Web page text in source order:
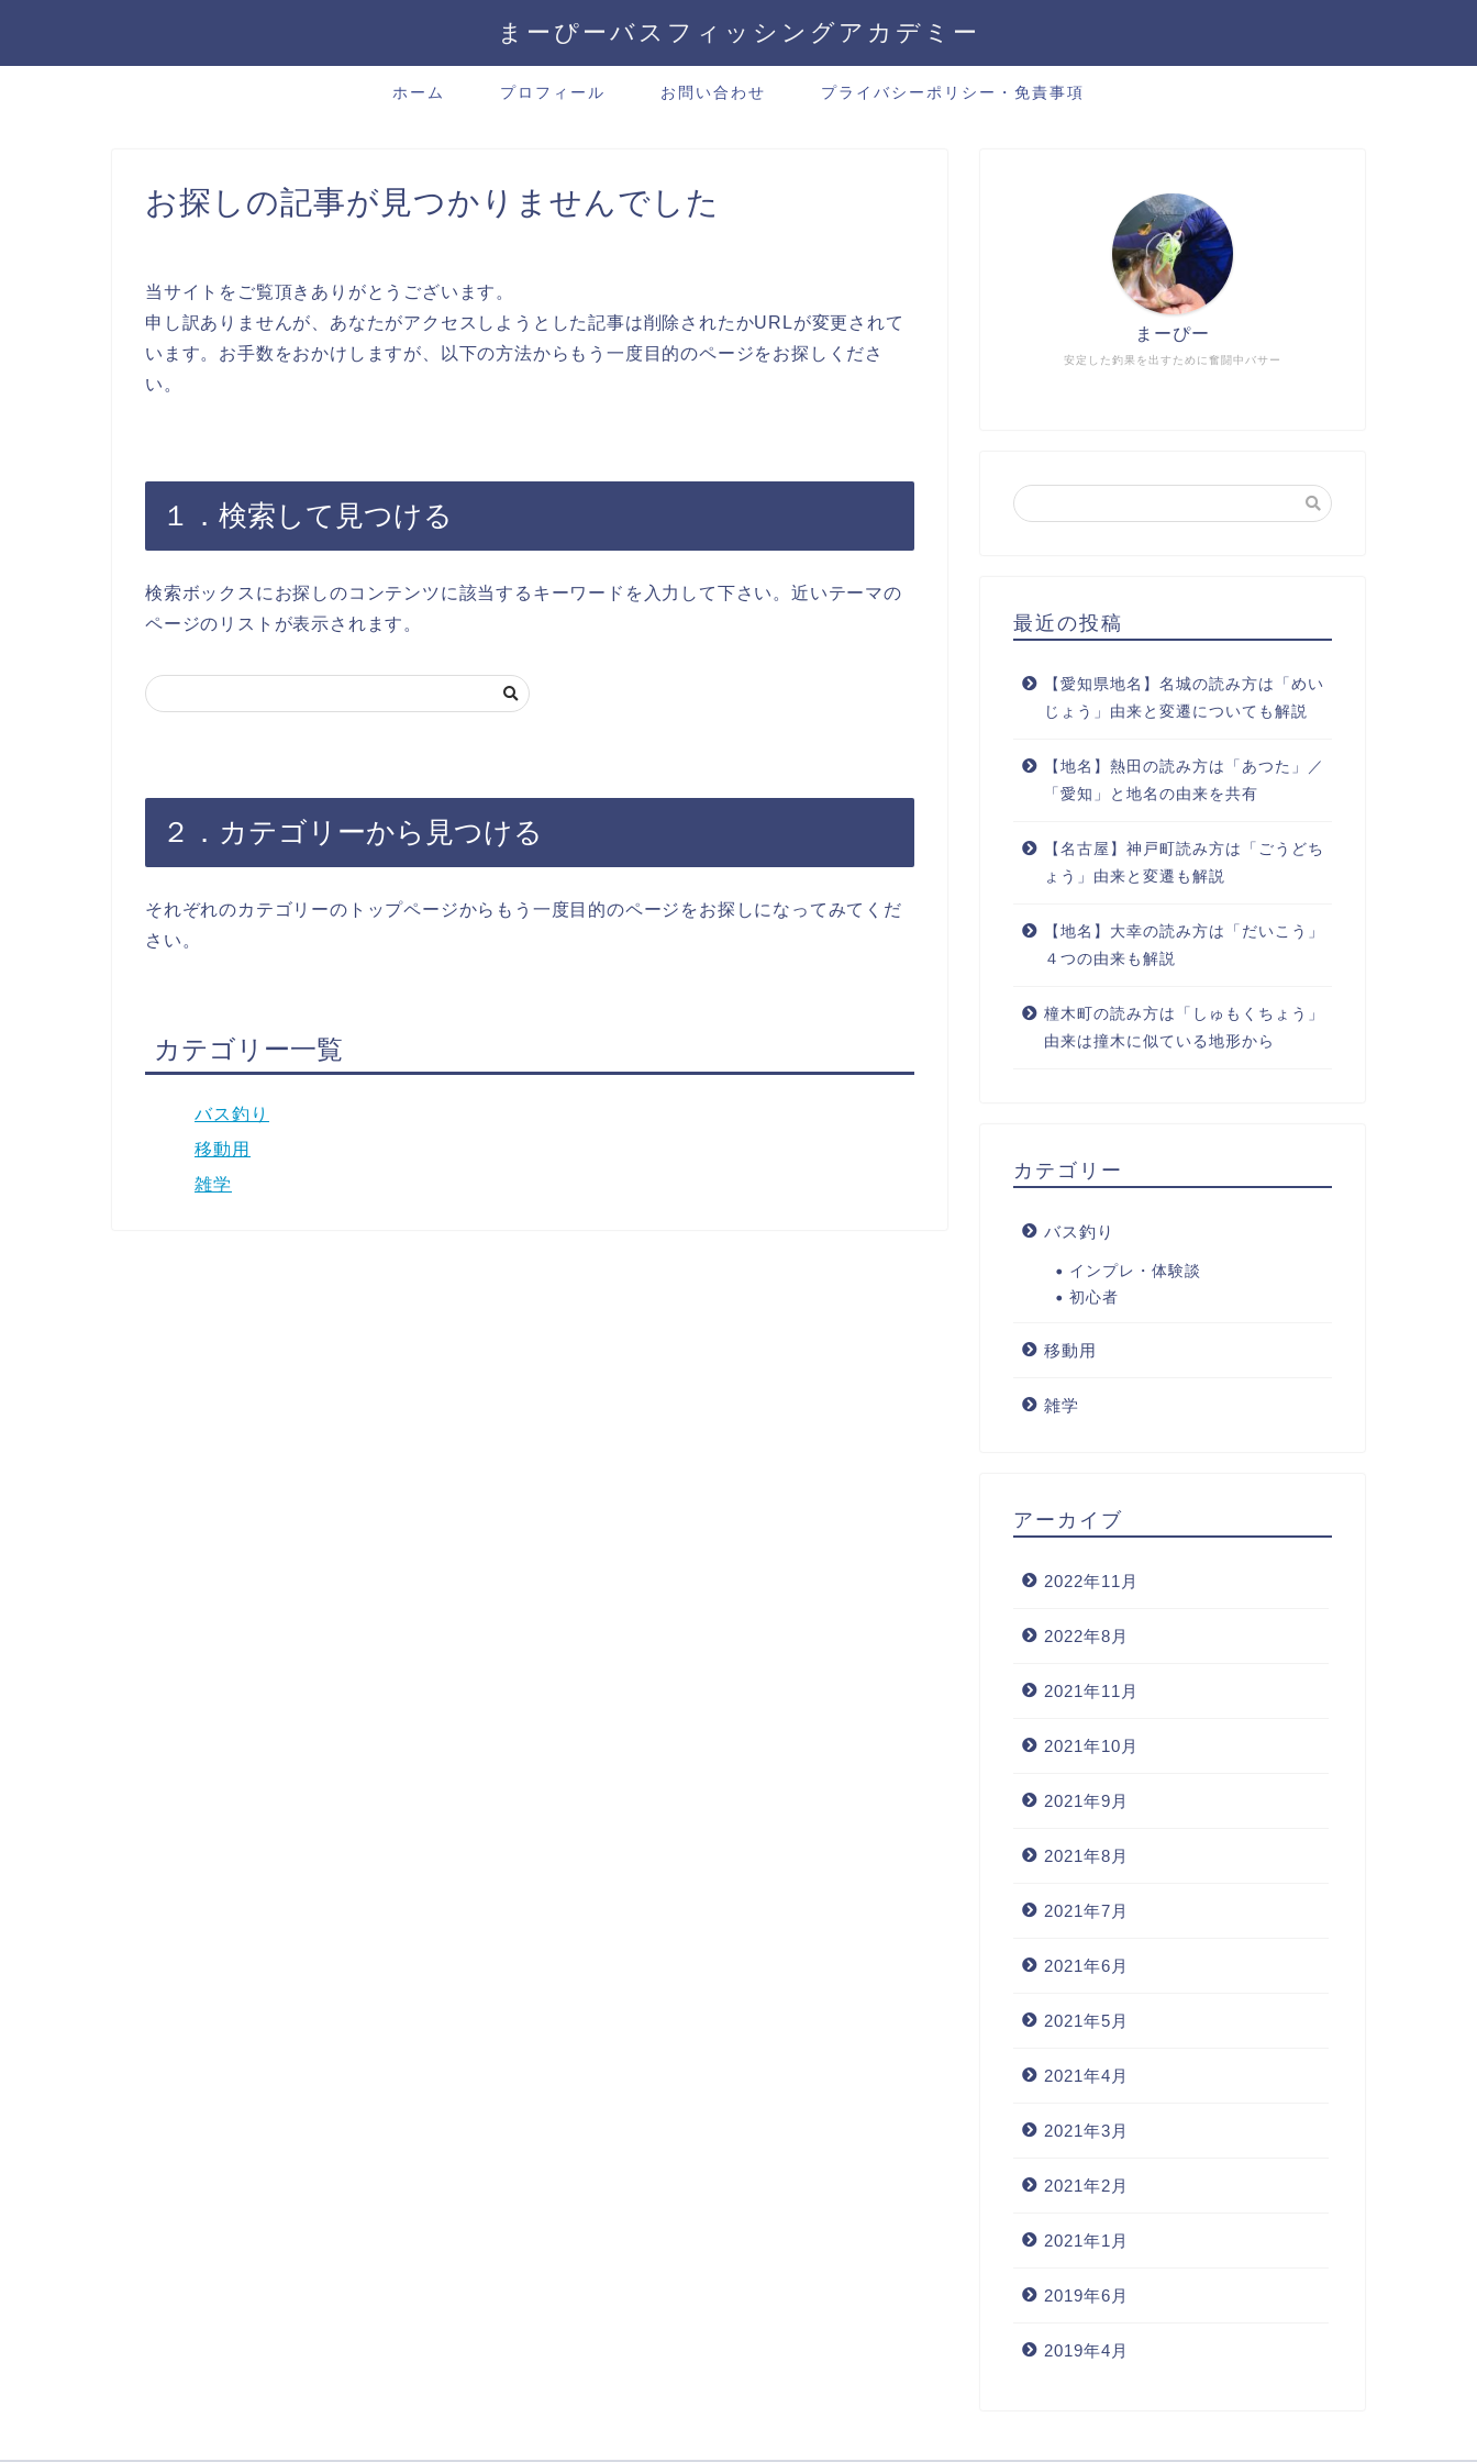
まーぴーバスフィッシングアカデミー
ホーム プロフィール お問い合わせ プライバシーポリシー・免責事項
お探しの記事が見つかりませんでした
当サイトをご覧頂きありがとうございます。
申し訳ありませんが、あなたがアクセスしようとした記事は削除されたかURLが変更されて
います。お手数をおかけしますが、以下の方法からもう一度目的のページをお探しくださ
い。
１．検索して見つける
検索ボックスにお探しのコンテンツに該当するキーワードを入力して下さい。近いテーマの
ページのリストが表示されます。
２．カテゴリーから見つける
それぞれのカテゴリーのトップページからもう一度目的のページをお探しになってみてくだ
さい。
カテゴリー一覧
バス釣り
移動用
雑学
安定した釣果を出すために奮闘中バサー
まーぴー
最近の投稿
【愛知県地名】名城の読み方は「めい
じょう」由来と変遷についても解説
【地名】熱田の読み方は「あつた」／
「愛知」と地名の由来を共有
【名古屋】神戸町読み方は「ごうどち
ょう」由来と変遷も解説
【地名】大幸の読み方は「だいこう」
４つの由来も解説
橦木町の読み方は「しゅもくちょう」
由来は撞木に似ている地形から
カテゴリー
バス釣り
インプレ・体験談
初心者
移動用
雑学
アーカイブ
2022年11月
2022年8月
2021年11月
2021年10月
2021年9月
2021年8月
2021年7月
2021年6月
2021年5月
2021年4月
2021年3月
2021年2月
2021年1月
2019年6月
2019年4月